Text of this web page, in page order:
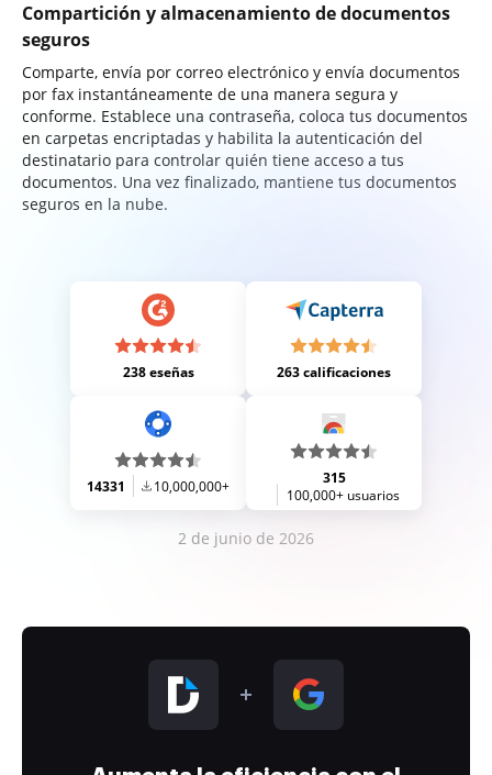
Compartición y almacenamiento de documentos
seguros
Comparte, envía por correo electrónico y envía documentos
por fax instantáneamente de una manera segura y
conforme. Establece una contraseña, coloca tus documentos
en carpetas encriptadas y habilita la autenticación del
destinatario para controlar quién tiene acceso a tus
documentos. Una vez finalizado, mantiene tus documentos
seguros en la nube.
238 eseñas 263 calificaciones
14331 10,000,000+
315
100,000+ usuarios
2 de junio de 2026